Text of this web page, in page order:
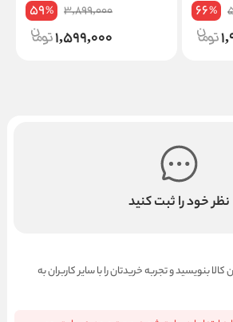
66%
3,899,000
59%
1,599,000
نظر خود را ثبت کنید
بنویسید و تجربه خریدتان را با سایر کاربران به